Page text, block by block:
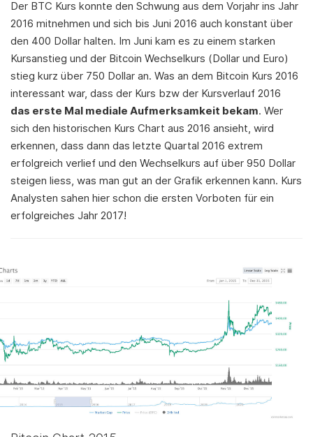
Der BTC Kurs konnte den Schwung aus dem Vorjahr ins Jahr
2016 mitnehmen und sich bis Juni 2016 auch konstant über
den 400 Dollar halten. Im Juni kam es zu einem starken
Kursanstieg und der Bitcoin Wechselkurs (Dollar und Euro)
stieg kurz über 750 Dollar an. Was an dem Bitcoin Kurs 2016
interessant war, dass der Kurs bzw der Kursverlauf 2016
das erste Mal mediale Aufmerksamkeit bekam. Wer
sich den historischen Kurs Chart aus 2016 ansieht, wird
erkennen, dass dann das letzte Quartal 2016 extrem
erfolgreich verlief und den Wechselkurs auf über 950 Dollar
steigen liess, was man gut an der Grafik erkennen kann. Kurs
Analysten sahen hier schon die ersten Vorboten für ein
erfolgreiches Jahr 2017!